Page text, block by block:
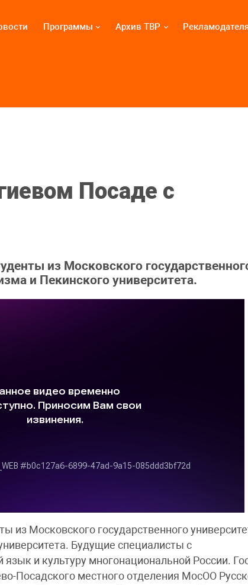
Программы Архив ТВР
Посаде с
из Московского
и Пекинского университета.
из Московского государственного
Будущие специалисты с
и культуру многонациональной России.
Посадского местного отделения МосОО